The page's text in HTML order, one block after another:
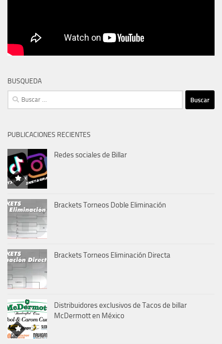
BUSQUEDA
Buscar:
PUBLICACIONES RECIENTES
Redes sociales de Billar
Brackets Torneos Doble Eliminación
Brackets Torneos Eliminación Directa
Distribuidores exclusivos de Tacos de billar
McDermott en México